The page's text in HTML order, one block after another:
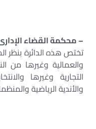
– محكمة القضاء
تختص هذه الدائرة بنظر
والعمالية وغيرها من
التجارية وغيرها
والأندية الرياضية